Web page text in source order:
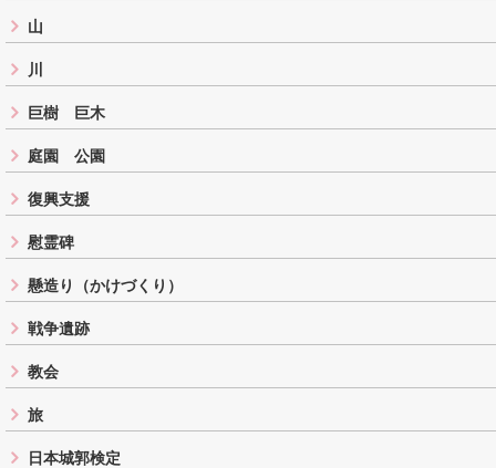
山
川
巨樹 巨木
庭園 公園
復興支援
慰霊碑
懸造り（かけづくり）
戦争遺跡
教会
旅
日本城郭検定